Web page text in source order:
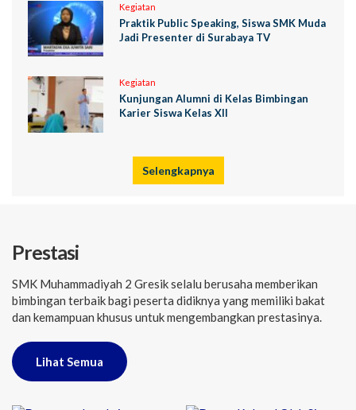
Kegiatan
Praktik Public Speaking, Siswa SMK Muda
Jadi Presenter di Surabaya TV
Kegiatan
Kunjungan Alumni di Kelas Bimbingan
Karier Siswa Kelas XII
Selengkapnya
Prestasi
SMK Muhammadiyah 2 Gresik selalu berusaha memberikan
bimbingan terbaik bagi peserta didiknya yang memiliki bakat
dan kemampuan khusus untuk mengembangkan prestasinya.
Lihat Semua